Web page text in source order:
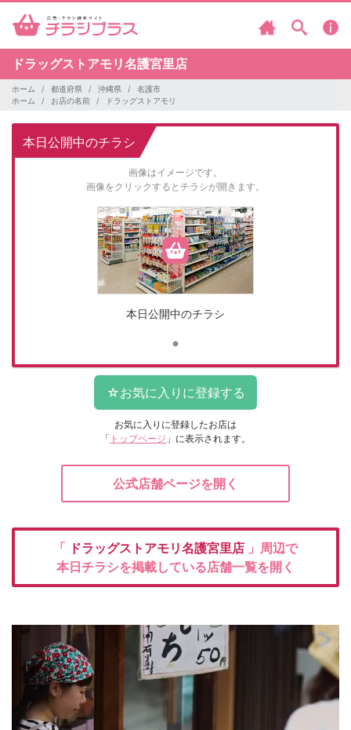
ドラッグストアモリ名護宮里店
ホーム 都道府県 沖縄県
名護市
ホーム
お店の名前 ドラッグストアモリ
本日公開中のチラシ
画像はイメージです。
画像をクリックするとチラシが開きます。
本日公開中のチラシ
お気に入りに登録したお店は
「 トップページ 」に表示されます。
公式店舗ページを開く
「 ドラッグストアモリ名護宮里店 」周辺で
本日チラシを掲載している店舗一覧を開く